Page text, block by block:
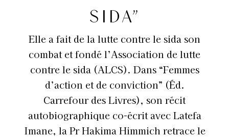
SIDA”
Elle a fait de la lutte contre le sida son
combat et fondé l’Association de lutte
contre le sida (ALCS). Dans “Femmes
d’action et de conviction” (Éd.
Carrefour des Livres), son récit
autobiographique co-écrit avec Latefa
Imane, la Pr Hakima Himmich retrace le